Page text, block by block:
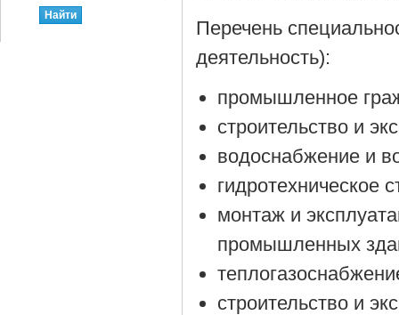
Перечень
деятельность):
промышленное
строительство и
водоснабжение и
гидротехническое
монтаж и
промышленных
строительство и